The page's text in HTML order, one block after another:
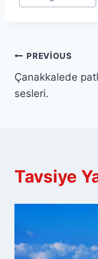
Yazı
PREVIOUS
Çanakkalede
sesleri.
Tavsiye